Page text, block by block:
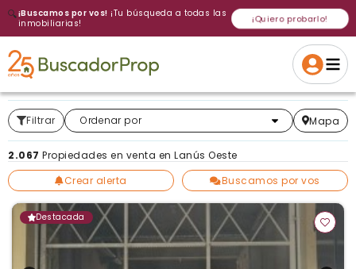
🔍¡Buscamos por vos! ¡Tu búsqueda a todas las
inmobiliarias!
¡Quiero probarlo!
Cancelar Si, eliminar
Gracias
Volver a intentar
Volver a intentarlo
Crear alerta
¡Si, enviar a todos!
Filtrar Ordenar por
Más relevantes Mapa
2.067 Propiedades en venta en Lanús Oeste
Crear alerta
Buscamos por vos
Destacada